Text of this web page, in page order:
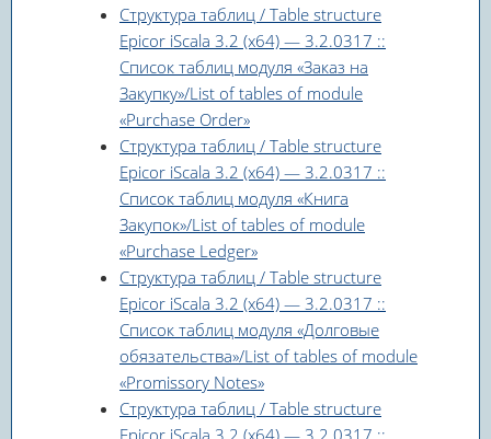
Структура таблиц / Table structure
Epicor iScala 3.2 (x64) — 3.2.0317 ::
Список таблиц модуля «Заказ на
Закупку»/List of tables of module
«Purchase Order»
Структура таблиц / Table structure
Epicor iScala 3.2 (x64) — 3.2.0317 ::
Список таблиц модуля «Книга
Закупок»/List of tables of module
«Purchase Ledger»
Структура таблиц / Table structure
Epicor iScala 3.2 (x64) — 3.2.0317 ::
Список таблиц модуля «Долговые
обязательства»/List of tables of module
«Promissory Notes»
Структура таблиц / Table structure
Epicor iScala 3.2 (x64) — 3.2.0317 ::